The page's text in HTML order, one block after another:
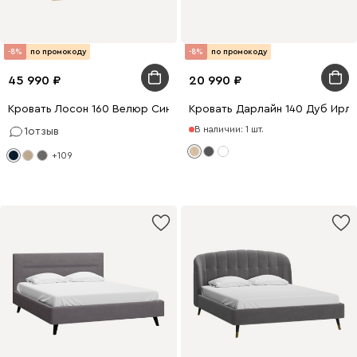
-8% по промокоду
45 990
Кровать Лосон 160 Велюр Синий
1отзыв
+109
-8% по промокоду
20 990
Кровать Дарлайн 140 Дуб
В наличии: 1 шт.